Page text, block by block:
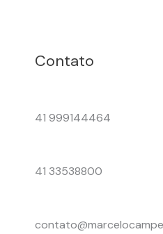
Contato
41 999144464
41 33538800